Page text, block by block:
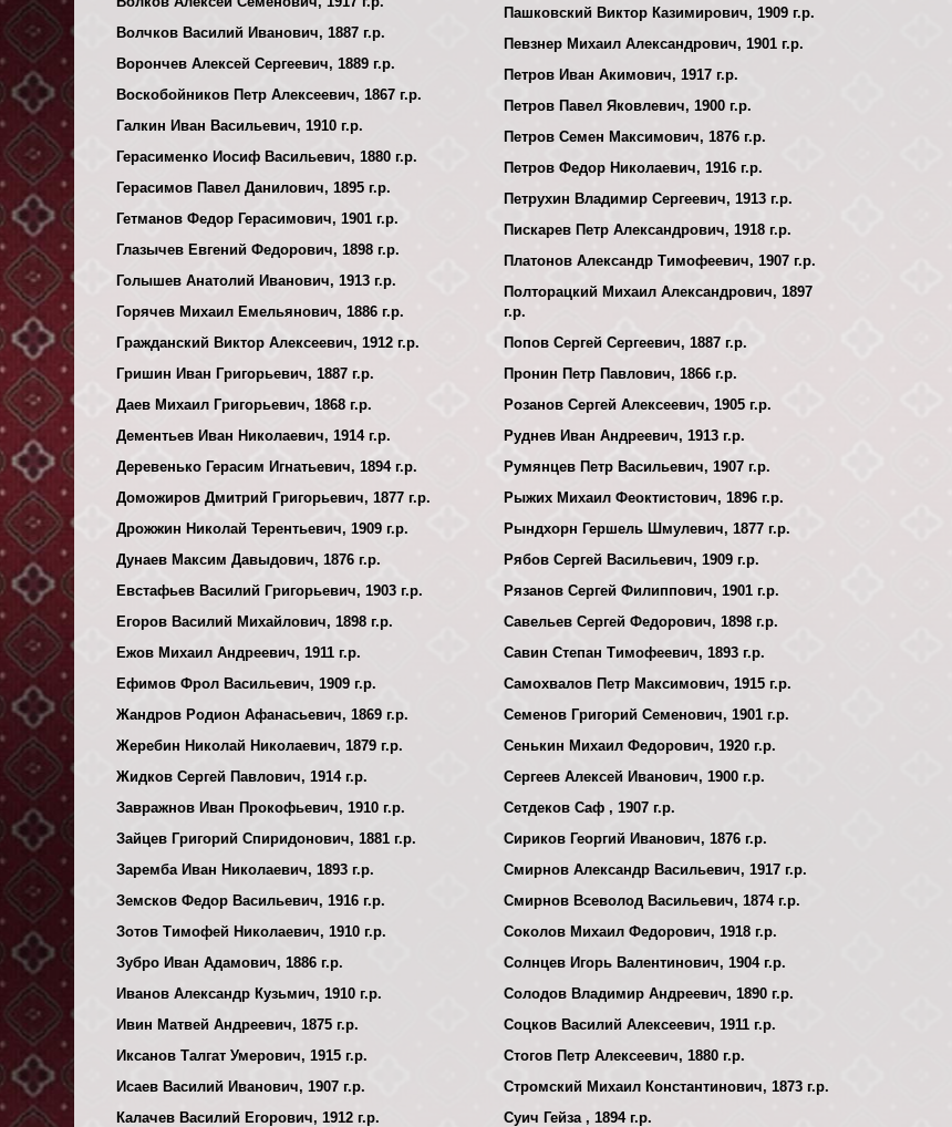
Волчков Василий Иванович, 1887 г.р.
Ворончев Алексей Сергеевич, 1889 г.р.
Воскобойников Петр Алексеевич, 1867 г.р.
Галкин Иван Васильевич, 1910 г.р.
Герасименко Иосиф Васильевич, 1880 г.р.
Герасимов Павел Данилович, 1895 г.р.
Гетманов Федор Герасимович, 1901 г.р.
Глазычев Евгений Федорович, 1898 г.р.
Голышев Анатолий Иванович, 1913 г.р.
Горячев Михаил Емельянович, 1886 г.р.
Гражданский Виктор Алексеевич, 1912 г.р.
Гришин Иван Григорьевич, 1887 г.р.
Даев Михаил Григорьевич, 1868 г.р.
Дементьев Иван Николаевич, 1914 г.р.
Деревенько Герасим Игнатьевич, 1894 г.р.
Доможиров Дмитрий Григорьевич, 1877 г.р.
Дрожжин Николай Терентьевич, 1909 г.р.
Дунаев Максим Давыдович, 1876 г.р.
Евстафьев Василий Григорьевич, 1903 г.р.
Егоров Василий Михайлович, 1898 г.р.
Ежов Михаил Андреевич, 1911 г.р.
Ефимов Фрол Васильевич, 1909 г.р.
Жандров Родион Афанасьевич, 1869 г.р.
Жеребин Николай Николаевич, 1879 г.р.
Жидков Сергей Павлович, 1914 г.р.
Завражнов Иван Прокофьевич, 1910 г.р.
Зайцев Григорий Спиридонович, 1881 г.р.
Заремба Иван Николаевич, 1893 г.р.
Земсков Федор Васильевич, 1916 г.р.
Зотов Тимофей Николаевич, 1910 г.р.
Зубро Иван Адамович, 1886 г.р.
Иванов Александр Кузьмич, 1910 г.р.
Ивин Матвей Андреевич, 1875 г.р.
Иксанов Талгат Умерович, 1915 г.р.
Исаев Василий Иванович, 1907 г.р.
Калачев Василий Егорович, 1912 г.р.
Пашковский Виктор Казимирович, 1909 г.р.
Певзнер Михаил Александрович, 1901 г.р.
Петров Иван Акимович, 1917 г.р.
Петров Павел Яковлевич, 1900 г.р.
Петров Семен Максимович, 1876 г.р.
Петров Федор Николаевич, 1916 г.р.
Петрухин Владимир Сергеевич, 1913 г.р.
Пискарев Петр Александрович, 1918 г.р.
Платонов Александр Тимофеевич, 1907 г.р.
Полторацкий Михаил Александрович, 1897
г.р.
Попов Сергей Сергеевич, 1887 г.р.
Пронин Петр Павлович, 1866 г.р.
Розанов Сергей Алексеевич, 1905 г.р.
Руднев Иван Андреевич, 1913 г.р.
Румянцев Петр Васильевич, 1907 г.р.
Рыжих Михаил Феоктистович, 1896 г.р.
Рындхорн Гершель Шмулевич, 1877 г.р.
Рябов Сергей Васильевич, 1909 г.р.
Рязанов Сергей Филиппович, 1901 г.р.
Савельев Сергей Федорович, 1898 г.р.
Савин Степан Тимофеевич, 1893 г.р.
Самохвалов Петр Максимович, 1915 г.р.
Семенов Григорий Семенович, 1901 г.р.
Сенькин Михаил Федорович, 1920 г.р.
Сергеев Алексей Иванович, 1900 г.р.
Сетдеков Саф , 1907 г.р.
Сириков Георгий Иванович, 1876 г.р.
Смирнов Александр Васильевич, 1917 г.р.
Смирнов Всеволод Васильевич, 1874 г.р.
Соколов Михаил Федорович, 1918 г.р.
Солнцев Игорь Валентинович, 1904 г.р.
Солодов Владимир Андреевич, 1890 г.р.
Соцков Василий Алексеевич, 1911 г.р.
Стогов Петр Алексеевич, 1880 г.р.
Стромский Михаил Константинович, 1873 г.р.
Суич Гейза , 1894 г.р.